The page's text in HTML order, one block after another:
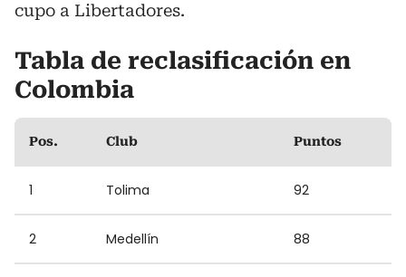
cupo a Libertadores.
Tabla de reclasificación en
Colombia
Pos. Club Puntos
1 Tolima 92
2 Medellín 88